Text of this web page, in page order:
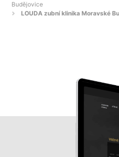
Budějovice
LOUDA zubní klinika Moravské